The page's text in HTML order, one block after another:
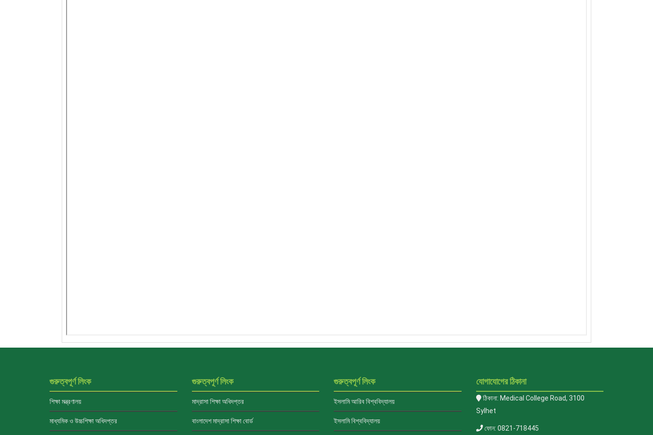
গুরুত্বপূর্ণ লিংক
শিক্ষা মন্ত্রণালয়
মাধ্যমিক ও উচ্চশিক্ষা অধিদপ্তর
গুরুত্বপূর্ণ লিংক
মাদ্রাসা শিক্ষা অধিদপ্তর
বাংলাদেশ মাদ্রাসা শিক্ষা বোর্ড
গুরুত্বপূর্ণ লিংক
ইসলামি আরিব বিশ্ববিদ্যালয়
ইসলামি বিশ্ববিদ্যালয়
যোগাযোগের ঠিকানা
ঠিকানা: Medical College Road, 3100
Sylhet
ফোন: 0821-718445